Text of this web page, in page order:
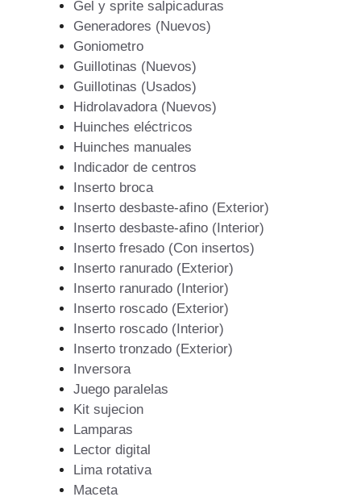
Gel y sprite salpicaduras
Generadores (Nuevos)
Goniometro
Guillotinas (Nuevos)
Guillotinas (Usados)
Hidrolavadora (Nuevos)
Huinches eléctricos
Huinches manuales
Indicador de centros
Inserto broca
Inserto desbaste-afino (Exterior)
Inserto desbaste-afino (Interior)
Inserto fresado (Con insertos)
Inserto ranurado (Exterior)
Inserto ranurado (Interior)
Inserto roscado (Exterior)
Inserto roscado (Interior)
Inserto tronzado (Exterior)
Inversora
Juego paralelas
Kit sujecion
Lamparas
Lector digital
Lima rotativa
Maceta